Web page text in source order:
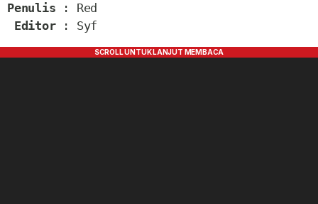
Penulis : Red
Editor : Syf